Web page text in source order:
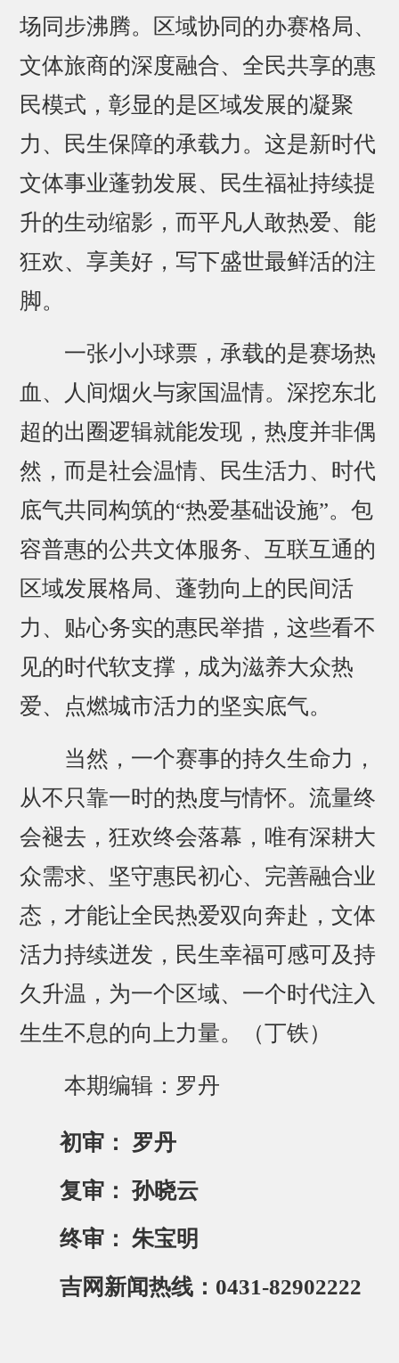
场同步沸腾。区域协同的办赛格局、
文体旅商的深度融合、全民共享的惠
民模式，彰显的是区域发展的凝聚
力、民生保障的承载力。这是新时代
文体事业蓬勃发展、民生福祉持续提
升的生动缩影，而平凡人敢热爱、能
狂欢、享美好，写下盛世最鲜活的注
脚。
一张小小球票，承载的是赛场热
血、人间烟火与家国温情。深挖东北
超的出圈逻辑就能发现，热度并非偶
然，而是社会温情、民生活力、时代
底气共同构筑的“热爱基础设施”。包
容普惠的公共文体服务、互联互通的
区域发展格局、蓬勃向上的民间活
力、贴心务实的惠民举措，这些看不
见的时代软支撑，成为滋养大众热
爱、点燃城市活力的坚实底气。
当然，一个赛事的持久生命力，
从不只靠一时的热度与情怀。流量终
会褪去，狂欢终会落幕，唯有深耕大
众需求、坚守惠民初心、完善融合业
态，才能让全民热爱双向奔赴，文体
活力持续迸发，民生幸福可感可及持
久升温，为一个区域、一个时代注入
生生不息的向上力量。（丁铁）
本期编辑：罗丹
初审： 罗丹
复审： 孙晓云
终审： 朱宝明
吉网新闻热线：0431-82902222